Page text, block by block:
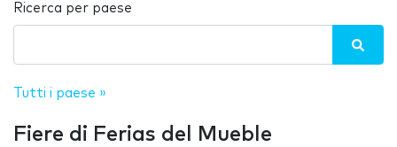
Ricerca per paese
Tutti i paese »
Fiere di Ferias del Mueble